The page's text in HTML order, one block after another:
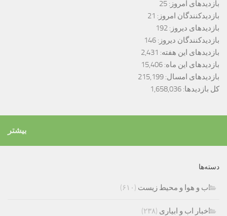
بازدیدهای امروز: 25
بازدیدکنندگان امروز: 21
بازدیدهای دیروز: 192
بازدیدکنندگان دیروز: 146
بازدیدهای این هفته: 2,431
بازدیدهای این ماه: 15,406
بازدیدهای امسال: 215,199
کل بازدیدها: 1,658,036
بیشتر
دسته‌ها
اب و هوا و محیط زیست (۶۱۰)
اخبار اب و ابیاری (۲۳۸)